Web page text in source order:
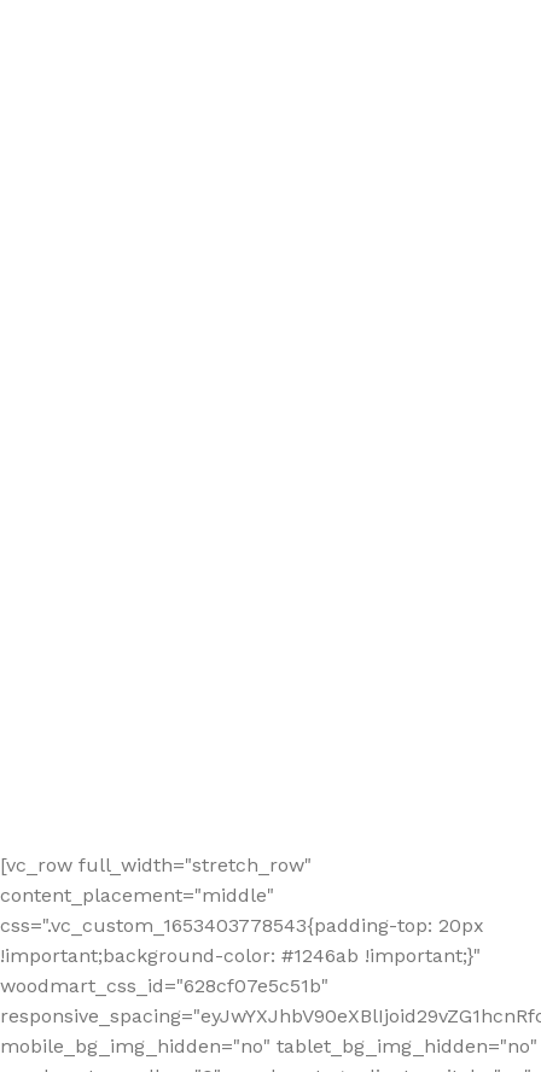
[vc_row full_width="stretch_row"
content_placement="middle"
css=".vc_custom_1653403778543{padding-top: 20px
!important;background-color: #1246ab !important;}"
woodmart_css_id="628cf07e5c51b"
mobile_bg_img_hidden="no" tablet_bg_img_hidden="no"